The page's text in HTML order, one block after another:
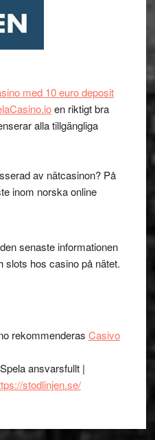
med 10 euro deposit
en riktigt bra
alla tillgängliga
av nätcasinon? På
inom norska online
senaste informationen
slots hos casino på nätet.
rekommenderas Casivo
ansvarsfullt |
stodlinjen.se/